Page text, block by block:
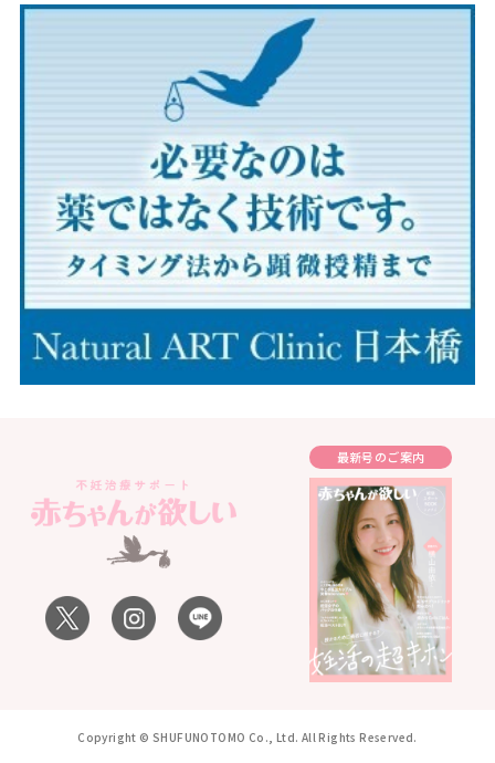
最新号のご案内
Copyright © SHUFUNOTOMO Co., Ltd. All Rights Reserved.